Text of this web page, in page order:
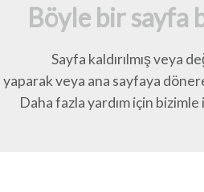
Böyle bir sayfa
Sayfa kaldırılmış veya
yaparak veya ana sayfaya
Daha fazla yardım için